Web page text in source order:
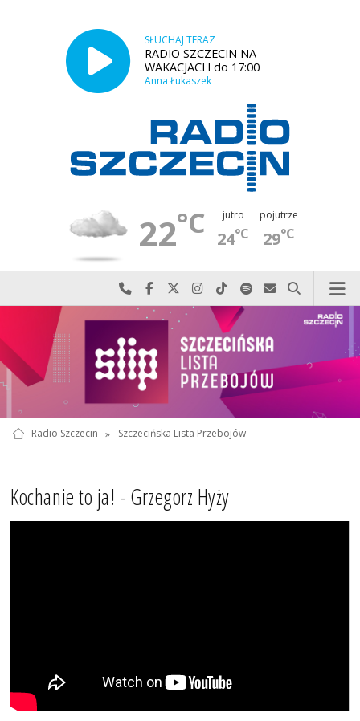
SŁUCHAJ TERAZ
RADIO SZCZECIN NA
WAKACJACH do 17:00
Anna Łukaszek
22°C jutro
24°C
pojutrze
29°C
Najlepiej po prostu do nas zadzwoń
Odwiedź nas na Facebook-u
Odwiedź nas na X
Odwiedź nas na Instagram-ie
Odwiedź nas na TikTok-u
Szukaj nas na Spotify
Wyślij do nas
Szukaj
Radio Szczecin » Szczecińska Lista Przebojów
Kochanie to ja! - Grzegorz Hyży